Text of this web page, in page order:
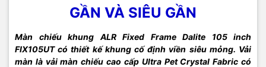
GẦN VÀ SIÊU GẦN
Màn chiếu khung ALR Fixed Frame Dalite 105 inch
FIX105UT có thiết kế khung cố định viền siêu mỏng. Vải
màn là vải màn chiếu cao cấp Ultra Pet Crystal Fabric có